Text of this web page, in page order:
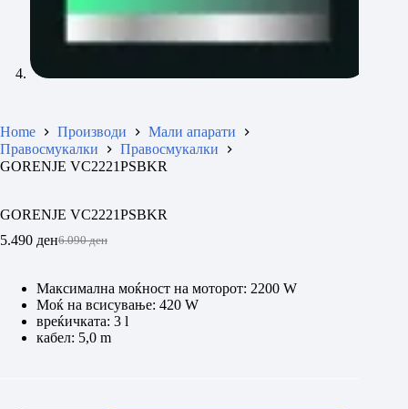
Home Производи
Мали апарати
Правосмукалки
Правосмукалки
GORENJE VC2221PSBKR
GORENJE VC2221PSBKR
6.090ден
Original
6.090 ден.
5.490 денCurrent
5.490 ден.
Максимална моќност на моторот: 2200 W
Моќ на всисување: 420 W
вреќичката: 3 l
кабел: 5,0 m